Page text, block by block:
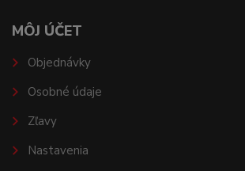
MÔJ ÚČET
Objednávky
Osobné údaje
Zľavy
Nastavenia